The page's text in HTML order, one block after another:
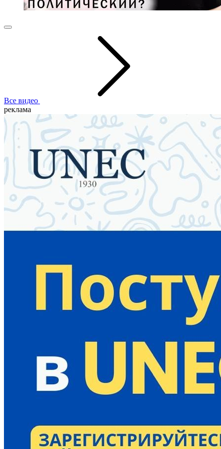
Все видео
реклама